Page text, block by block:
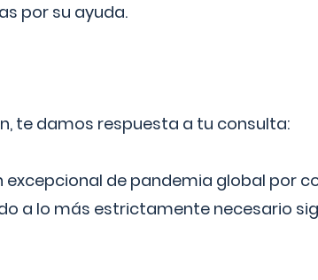
por su ayuda.
te damos respuesta a tu consulta:
excepcional de pandemia global por
a lo más estrictamente necesario